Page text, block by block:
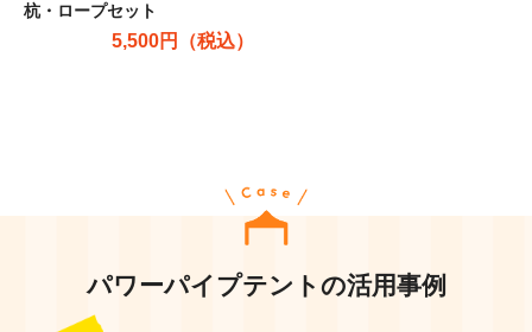
杭・ロープセット
5,500円（税込）
パワーパイプテントの活用事例